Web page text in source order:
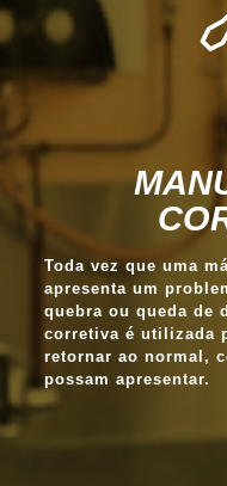
Toda vez que uma
apresenta um
quebra ou queda de
corretiva é utilizada
retornar ao normal,
possam apresentar.